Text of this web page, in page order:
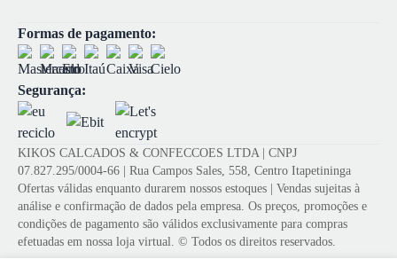
Formas de pagamento:
Segurança:
KIKOS CALCADOS & CONFECCOES LTDA | CNPJ
07.827.295/0004-66 | Rua Campos Sales, 558, Centro Itapetininga
Ofertas válidas enquanto durarem nossos estoques | Vendas sujeitas à
análise e confirmação de dados pela empresa. Os preços, promoções e
condições de pagamento são válidos exclusivamente para compras
efetuadas em nossa loja virtual. © Todos os direitos reservados.